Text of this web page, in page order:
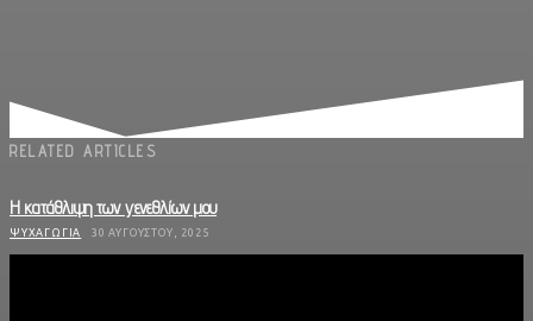
RELATED ARTICLES
Η κατάθλιψη των γενεθλίων μου
ΨΥΧΑΓΩΓΊΑ 30 ΑΥΓΟΎΣΤΟΥ, 2025